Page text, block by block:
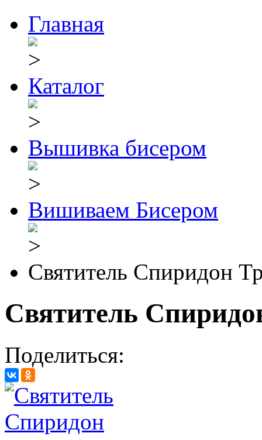
Главная
Каталог
Вышивка бисером
Вишиваем Бисером
Святитель Спиридон
Святитель
Поделиться: